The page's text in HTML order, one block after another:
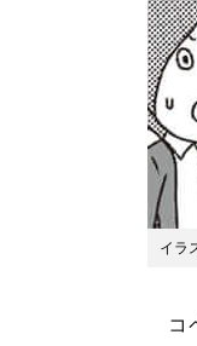
イラ
コ